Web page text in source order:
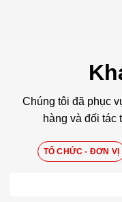
Chúng tôi đã phục
hàng và đối tác
TỔ CHỨC - ĐƠN VỊ